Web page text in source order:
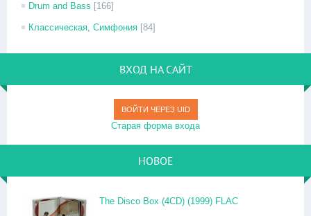
Drum and Bass [166]
Классическая, Симфония [84]
ВХОД НА САЙТ
ВОЙТИ ЧЕРЕЗ UID
Старая форма входа
НОВОЕ
The Disco Box (4CD) (1999) FLAC